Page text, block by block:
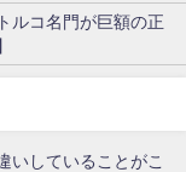
ルコ名門が巨額の正
いしていることがこ